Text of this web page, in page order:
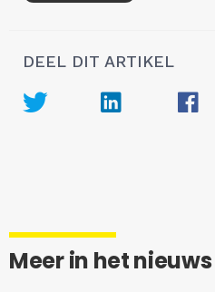
DEEL DIT ARTIKEL
Meer in het nieuws